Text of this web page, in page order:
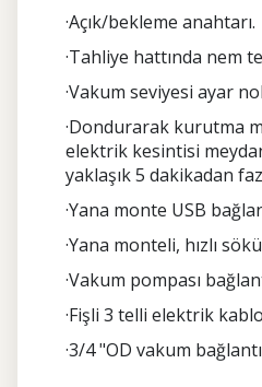
·Açık/bekleme anahtarı.
·Tahliye hattında nem
·Vakum seviyesi ayar
·Dondurarak kurutma
elektrik kesintisi
yaklaşık 5 dakikadan
·Yana monte USB
·Yana monteli, hızlı
·Vakum pompası
·Fişli 3 telli elektrik
·3/4 "OD vakum